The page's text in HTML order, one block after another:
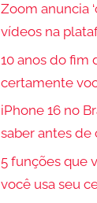
Zoom anuncia
vídeos na
10 anos do fim
certamente
iPhone 16 no
saber antes de
5 funções que
você usa seu